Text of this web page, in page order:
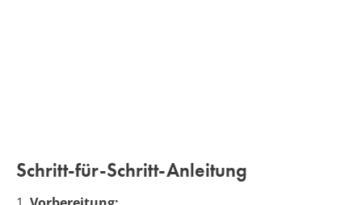
Schritt-für-Schritt-Anleitung